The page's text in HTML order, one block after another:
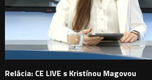
Relácia: CE LIVE s Kristínou Magovou